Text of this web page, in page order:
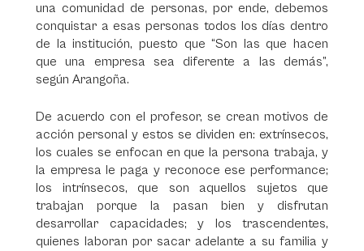
una comunidad de personas, por ende, debemos
conquistar a esas personas todos los días dentro
de la institución, puesto que “Son las que hacen
que una empresa sea diferente a las demás”,
según Arangoña.
De acuerdo con el profesor, se crean motivos de
acción personal y estos se dividen en: extrínsecos,
los cuales se enfocan en que la persona trabaja, y
la empresa le paga y reconoce ese performance;
los intrínsecos, que son aquellos sujetos que
trabajan porque la pasan bien y disfrutan
desarrollar capacidades; y los trascendentes,
quienes laboran por sacar adelante a su familia y